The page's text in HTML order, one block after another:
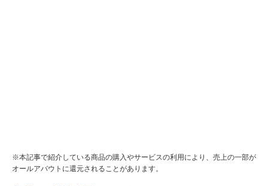
※本記事で紹介している商品の購入やサービスの利用により、売上の一部が
オールアバウトに還元されることがあります。